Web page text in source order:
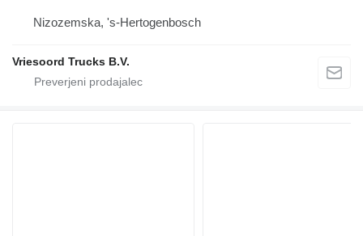
Nizozemska, 's-Hertogenbosch
Vriesoord Trucks B.V.